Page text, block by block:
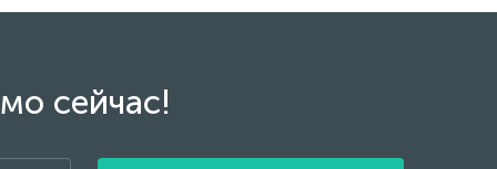
сейчас!